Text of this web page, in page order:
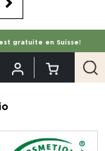
gratuite en Suisse!